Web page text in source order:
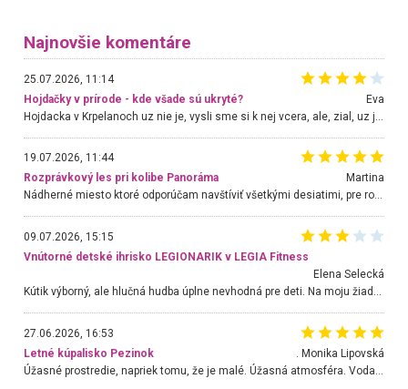
Najnovšie komentáre
25.07.2026, 11:14
Hojdačky v prírode - kde všade sú ukryté?
Eva
19.07.2026, 11:44
Rozprávkový les pri kolibe Panoráma
Martina
Nádherné miesto ktoré odporúčam navštíviť všetkými desiatimi, pre rodiny s deťmi, dôchodcom... Proste a jednoducho ozaj rozprávkový les.. určite ešte prídeme. Odniesli sme si na pamiatku krásne tričká,
09.07.2026, 15:15
Vnútorné detské ihrisko LEGIONARIK v LEGIA Fitness
Elena Selecká
Kútik výborný, ale hlučná hudba úplne nevhodná pre deti. Na moju žiadosť o aspoň sušenie nereagovali.
27.06.2026, 16:53
Letné kúpalisko Pezinok
. Monika Lipovská
Úžasné prostredie, napriek tomu, že je malé. Úžasná atmosféra. Voda fantastická a nádherná. Ľudí je pomerne veľa, ale su mili a ohľaduplní. Je veľmi zaujímavé sledovať, ako dokážu spolu športovať cudzí ľudia a bez ohľadu na vek. Vládne tu pohoda. Vnuka neviem dostať z vody. Ďakujem za krásny deň . Urcite sa sem vrátim. Jediný problém je s parkovaním, ale aj ten sa mi podarilo vyriešiť. Monika Bratislava